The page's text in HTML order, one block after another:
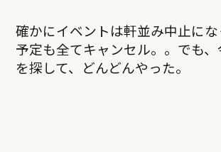
確かにイベントは軒並み中止にな
予定も全てキャンセル。。でも
を探して、どんどんやった。